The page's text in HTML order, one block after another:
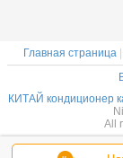
Главная страница |
КИТАЙ кондиционер
All